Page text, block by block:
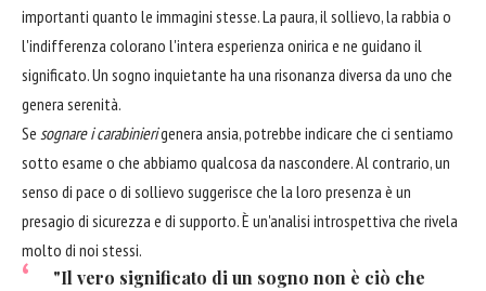
importanti quanto le immagini stesse. La paura, il sollievo, la rabbia o
l'indifferenza colorano l'intera esperienza onirica e ne guidano il
significato. Un sogno inquietante ha una risonanza diversa da uno che
genera serenità.
Se sognare i carabinierigenera ansia, potrebbe indicare che ci sentiamo
sotto esame o che abbiamo qualcosa da nascondere. Al contrario, un
senso di pace o di sollievo suggerisce che la loro presenza è un
presagio di sicurezza e di supporto. È un'analisi introspettiva che rivela
molto di noi stessi.
"Il vero significato di un sogno non è ciò che